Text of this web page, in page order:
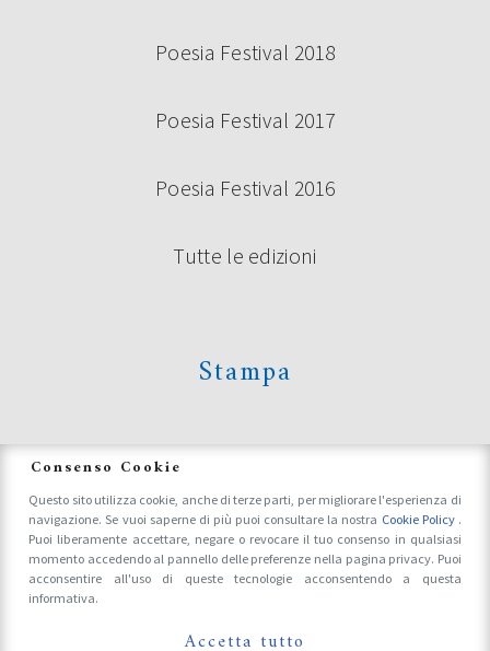
Poesia Festival 2018
Poesia Festival 2017
Poesia Festival 2016
Tutte le edizioni
Stampa
Accrediti Stampa e Fotografi
Follow Us On
Consenso Cookie
Questo sito utilizza cookie, anche di terze parti, per migliorare l'esperienza di
navigazione. Se vuoi saperne di più puoi consultare la nostra Cookie Policy .
Puoi liberamente accettare, negare o revocare il tuo consenso in qualsiasi
momento accedendo al pannello delle preferenze nella pagina privacy. Puoi
acconsentire all'uso di queste tecnologie acconsentendo a questa
informativa.
Accetta tutto